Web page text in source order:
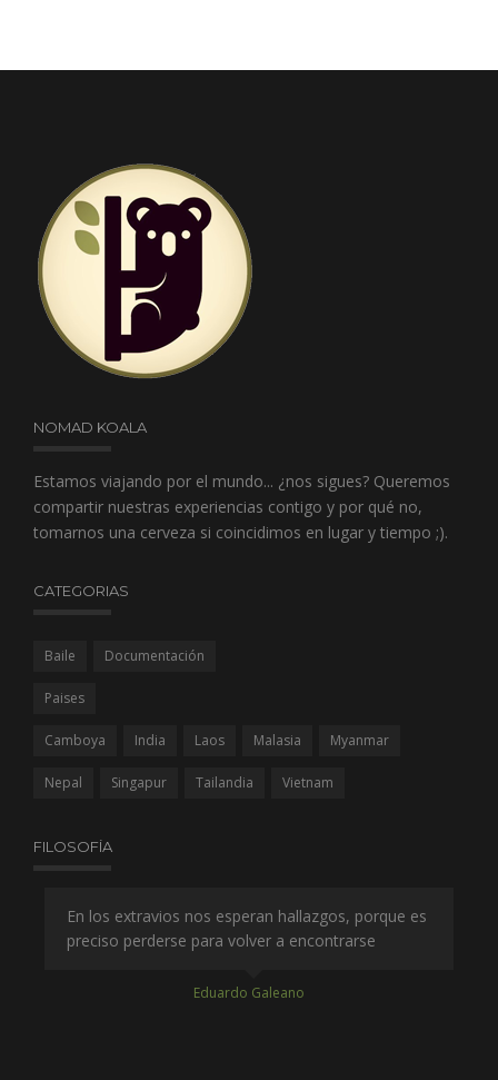
NOMAD KOALA
Estamos viajando por el mundo... ¿nos sigues? Queremos
compartir nuestras experiencias contigo y por qué no,
tomarnos una cerveza si coincidimos en lugar y tiempo ;).
CATEGORIAS
Baile Documentación
Paises
Camboya India Laos Malasia Myanmar
Nepal Singapur Tailandia Vietnam
FILOSOFÍA
En los extravios nos esperan hallazgos, porque es
preciso perderse para volver a encontrarse
Eduardo Galeano